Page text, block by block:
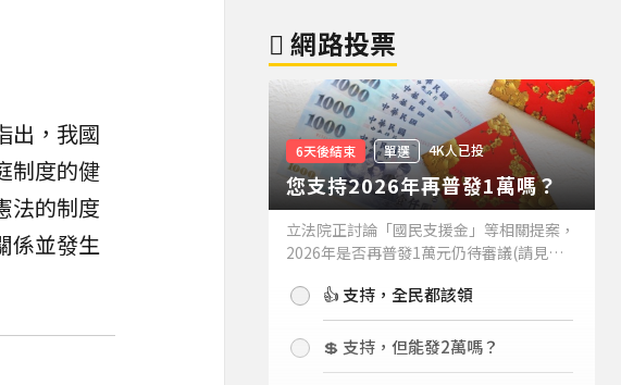
出，我國
制度的健
法的制度
係並發生
網路投票
6天後結束 單選 4K人已投
您支持2026年再普發1萬嗎？
立法院正討論「國民支援金」等相關提案，
2026年是否再普發1萬元仍待審議(請見下
持嗎？👍 支持，全民都該領
💲 支持，但能發2萬嗎？